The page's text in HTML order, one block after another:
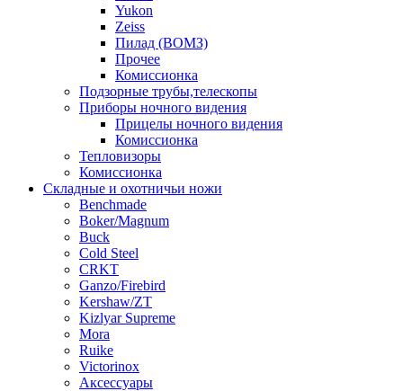
Yukon
Zeiss
Пилад (ВОМЗ)
Прочее
Комиссионка
Подзорные трубы,телескопы
Приборы ночного видения
Прицелы ночного видения
Комиссионка
Тепловизоры
Комиссионка
Складные и охотничьи ножи
Benchmade
Boker/Magnum
Buck
Cold Steel
CRKT
Ganzo/Firebird
Kershaw/ZT
Kizlyar Supreme
Mora
Ruike
Victorinox
Аксессуары